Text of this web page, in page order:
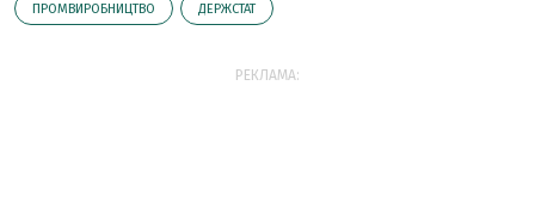
ПРОМВИРОБНИЦТВО ДЕРЖСТАТ
РЕКЛАМА: